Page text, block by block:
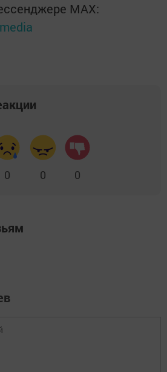
MАХ:
0 0 0